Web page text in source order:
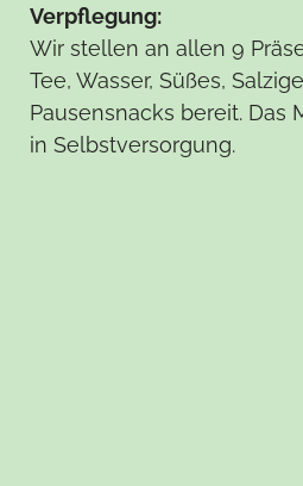
Verpflegung:
Wir stellen an allen 9
Tee, Wasser, Süßes,
Pausensnacks bereit. Das
in Selbstversorgung.